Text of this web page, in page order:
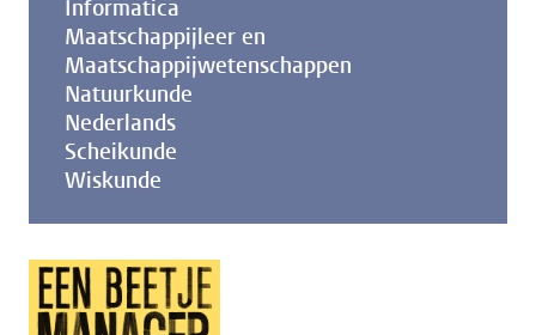
Informatica
Maatschappijleer en
Maatschappijwetenschappen
Natuurkunde
Nederlands
Scheikunde
Wiskunde